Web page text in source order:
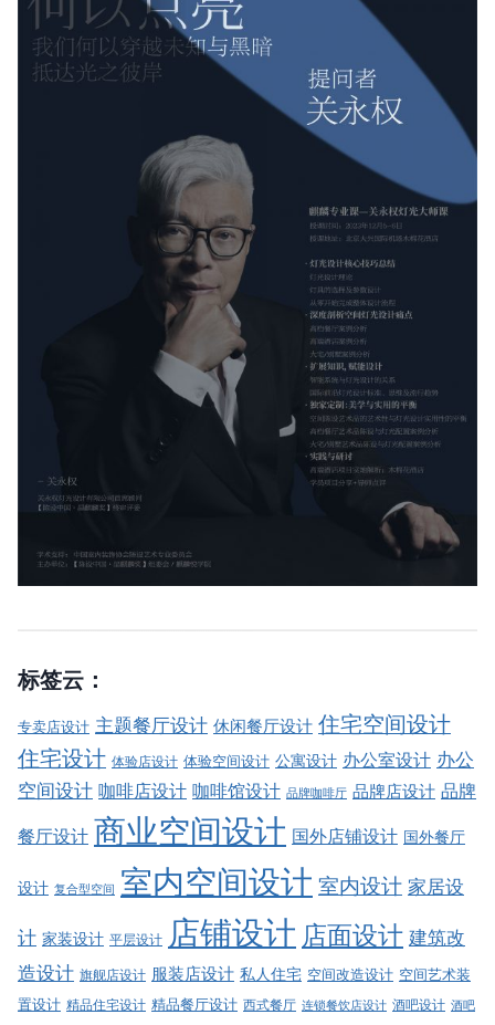
标签云：
专卖店设计 主题餐厅设计 休闲餐厅设计 住宅空间设计
住宅设计 体验店设计 体验空间设计 公寓设计 办公室设计 办公
空间设计 咖啡店设计 咖啡馆设计 品牌咖啡厅 品牌店设计 品牌
餐厅设计 商业空间设计 国外店铺设计 国外餐厅
设计 复合型空间 室内空间设计 室内设计 家居设
计 家装设计 平层设计 店铺设计 店面设计 建筑改
造设计 旗舰店设计 服装店设计 私人住宅 空间改造设计 空间艺术装
置设计 精品住宅设计 精品餐厅设计 西式餐厅 连锁餐饮店设计 酒吧设计 酒吧